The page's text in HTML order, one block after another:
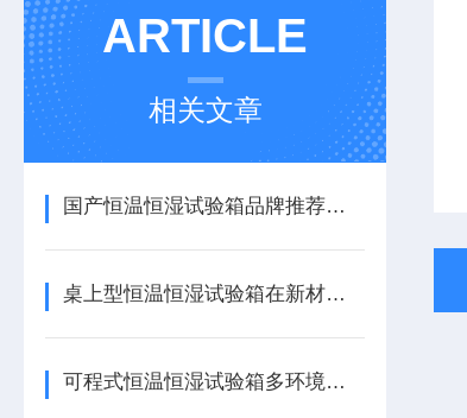
ARTICLE
相关文章
国产恒温恒湿试验箱品牌推荐源泰鑫，附选购建议
桌上型恒温恒湿试验箱在新材料的研发过程中的作用
可程式恒温恒湿试验箱多环境模拟的常见故障及解决方法